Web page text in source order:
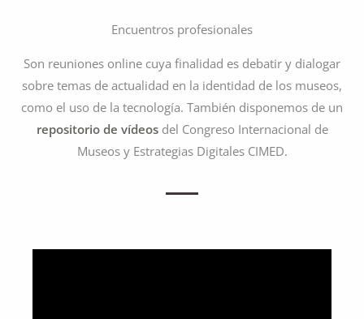
Encuentros profesionales
Son reuniones online cuya finalidad es debatir y dialogar
sobre temas de actualidad en la identidad de los museos,
como el uso de la tecnología. También disponemos de un
repositorio de vídeosdel Congreso Internacional de
Museos y Estrategias Digitales CIMED.